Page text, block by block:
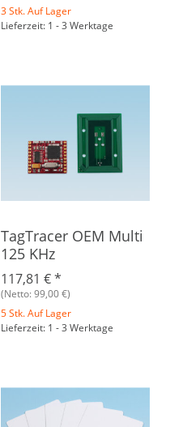
3 Stk. Auf Lager
Lieferzeit: 1 - 3 Werktage
TagTracer OEM Multi
125 KHz
117,81 €*
(Netto: 99,00 €)
5 Stk. Auf Lager
Lieferzeit: 1 - 3 Werktage